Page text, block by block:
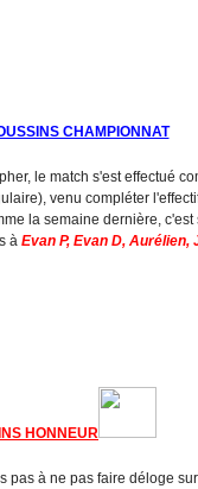
CHAMPIONNAT
le match s'est effectué
venu compléter
la semaine dernière,
à Evan P, Evan D, Aurélien,
HONNEUR
pas à ne pas faire déloge